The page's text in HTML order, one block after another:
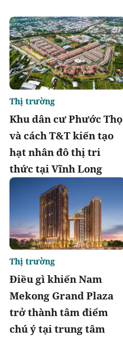
Khu dân cư Phước Thọ
và cách T&T kiến tạo
hạt nhân đô thị tri
thức tại Vĩnh Long
Thị trường
Điều gì khiến Nam
Mekong Grand Plaza
trở thành tâm điểm
chú ý tại trung tâm
Thị trường